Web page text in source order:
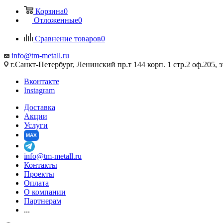
Корзина0
Отложенные0
Сравнение товаров0
info@tm-metall.ru
г.Санкт-Петербург, Ленинский пр.т 144 корп. 1 стр.2 оф.205,
Вконтакте
Instagram
Доставка
Акции
Услуги
MAX
info@tm-metall.ru
Контакты
Проекты
Оплата
О компании
Партнерам
...